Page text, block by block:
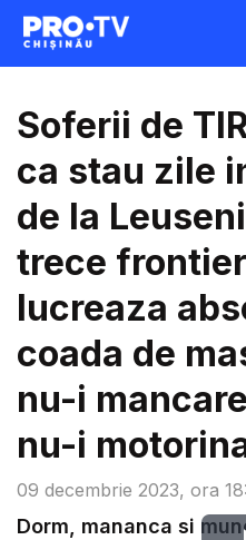
09 decembrie 2023, ora
Soferii de
ca stau zile
de la
trece
lucreaza
coada de
nu-i
nu-i
Dorm, mananca si